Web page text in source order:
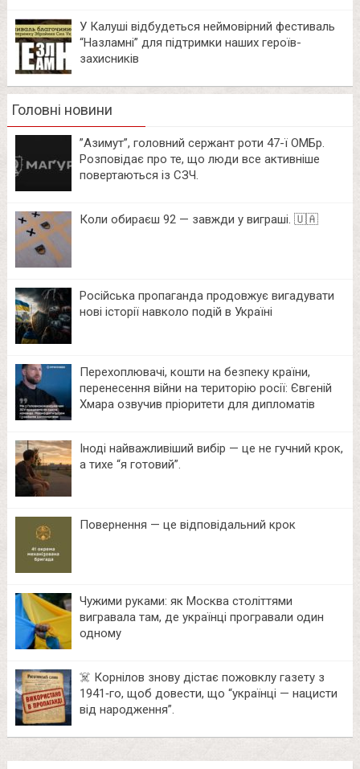
У Калуші відбудеться неймовірний фестиваль
“Назламні” для підтримки наших героїв-
захисників
Головні новини
⁨”Азимут”, головний сержант роти 47-ї ОМБр.
Розповідає про те, що люди все активніше
повертаються із СЗЧ.
Коли обираєш 92 — завжди у виграші. 🇺🇦
Російська пропаганда продовжує вигадувати
нові історії навколо подій в Україні
Перехоплювачі, кошти на безпеку країни,
перенесення війни на територію росії: Євгеній
Хмара озвучив пріоритети для дипломатів
Іноді найважливіший вибір — це не гучний крок,
а тихе “я готовий”.
Повернення — це відповідальний крок
Чужими руками: як Москва століттями
вигравала там, де українці програвали один
одному
☠️ Корнілов знову дістає пожовклу газету з
1941‑го, щоб довести, що “українці — нацисти
від народження”.